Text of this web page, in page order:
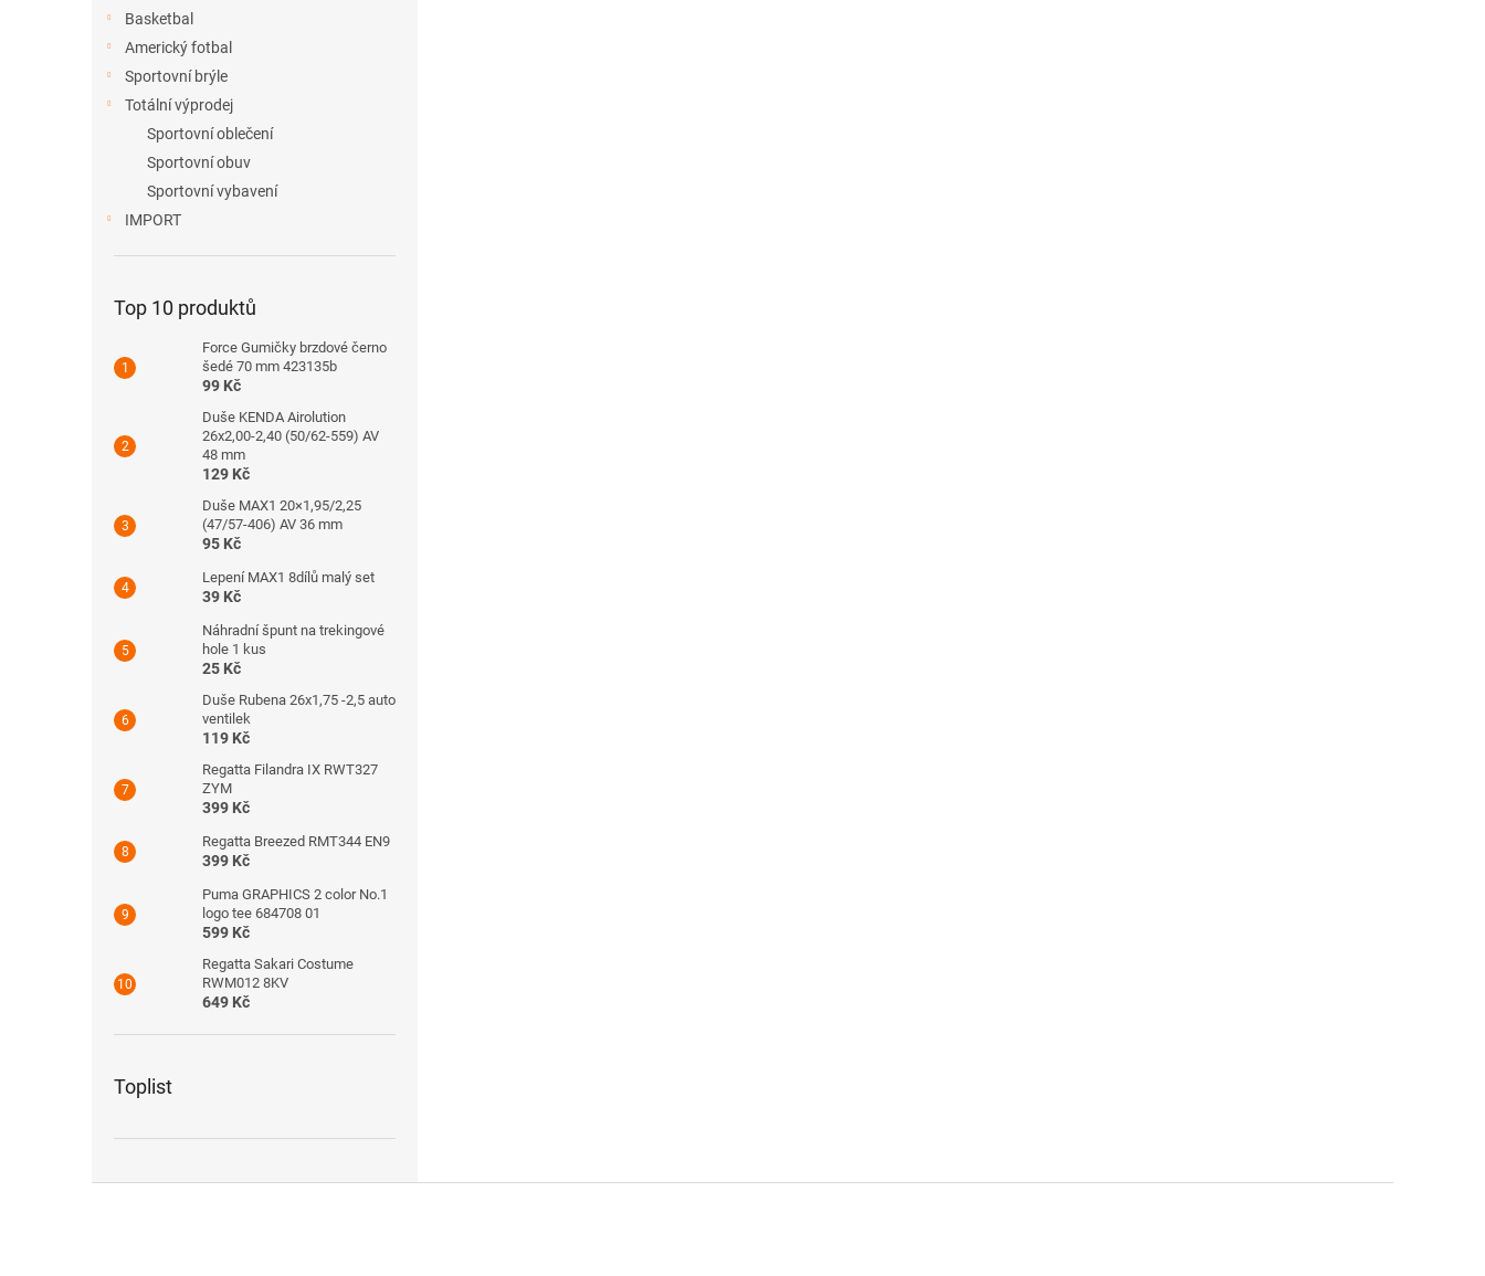
Basketbal
Americký fotbal
Sportovní brýle
Totální výprodej
Sportovní oblečení
Sportovní obuv
Sportovní vybavení
IMPORT
Top 10 produktů
Force Gumičky brzdové černo
šedé 70 mm 423135b
99 Kč
Duše KENDA Airolution
26x2,00-2,40 (50/62-559) AV
48 mm
129 Kč
Duše MAX1 20×1,95/2,25
(47/57-406) AV 36 mm
95 Kč
Lepení MAX1 8dílů malý set
39 Kč
Náhradní špunt na trekingové
hole 1 kus
25 Kč
Duše Rubena 26x1,75 -2,5 auto
ventilek
119 Kč
Regatta Filandra IX RWT327
ZYM
399 Kč
Regatta Breezed RMT344 EN9
399 Kč
Puma GRAPHICS 2 color No.1
logo tee 684708 01
599 Kč
Regatta Sakari Costume
RWM012 8KV
649 Kč
Toplist